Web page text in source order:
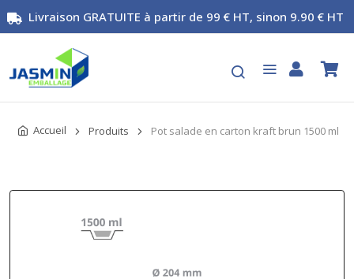
Livraison GRATUITE à partir de 99 € HT, sinon 9.90 € HT
Accueil Produits Pot salade en carton kraft brun 1500 ml